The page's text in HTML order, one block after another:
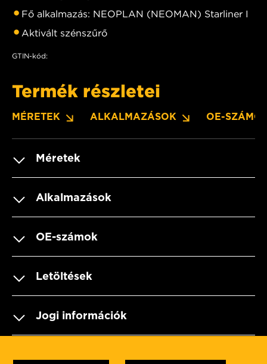
Fő alkalmazás: NEOPLAN (NEOMAN) Starliner I
Aktivált szénszűrő
GTIN-kód:
Termék részletei
MÉRETEK ALKALMAZÁSOK OE-
Méretek
Alkalmazások
OE-számok
Letöltések
Jogi információk